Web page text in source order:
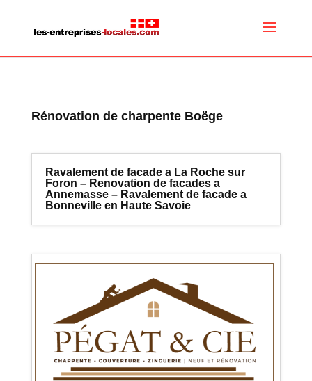
Rénovation de charpente Boëge
Ravalement de facade a La Roche sur
Foron – Renovation de facades a
Annemasse – Ravalement de facade a
Bonneville en Haute Savoie